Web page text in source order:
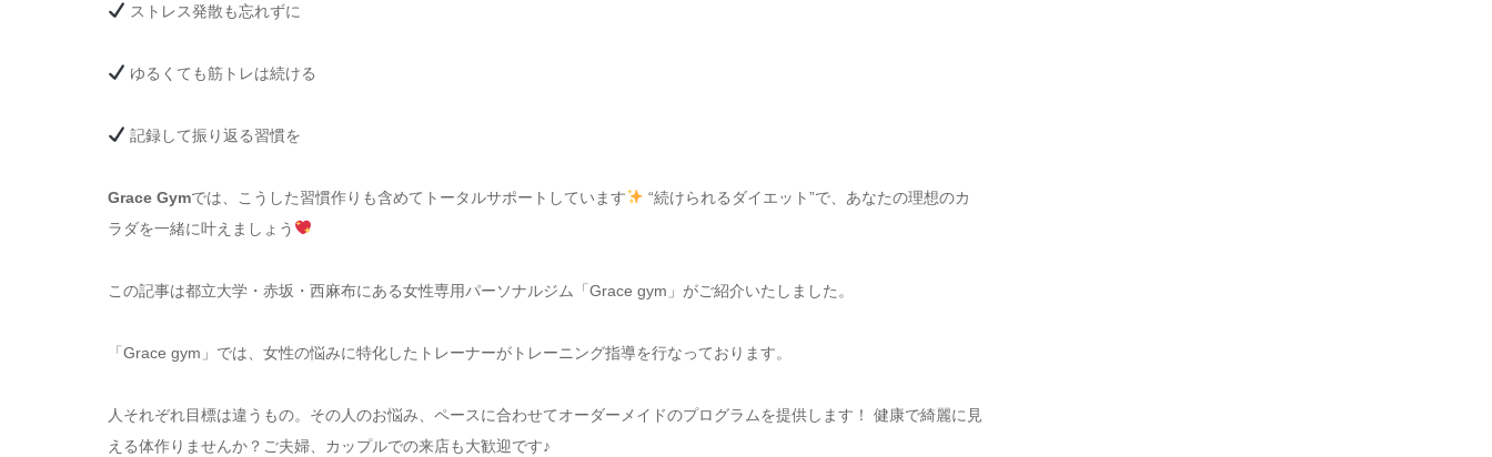
ストレス発散も忘れずに
ゆるくても筋トレは続ける
記録して振り返る習慣を
Grace Gymでは、こうした習慣作りも含めてトータルサポートしています
“続けられるダイエット”で、あなたの理想のカ
ラダを一緒に叶えましょう
この記事は都立大学・赤坂・西麻布にある女性専用パーソナルジム「Grace gym」がご紹介いたしました。
「Grace gym」では、女性の悩みに特化したトレーナーがトレーニング指導を行なっております。
人それぞれ目標は違うもの。その人のお悩み、ペースに合わせてオーダーメイドのプログラムを提供します！ 健康で綺麗に見
える体作りませんか？ご夫婦、カップルでの来店も大歓迎です♪